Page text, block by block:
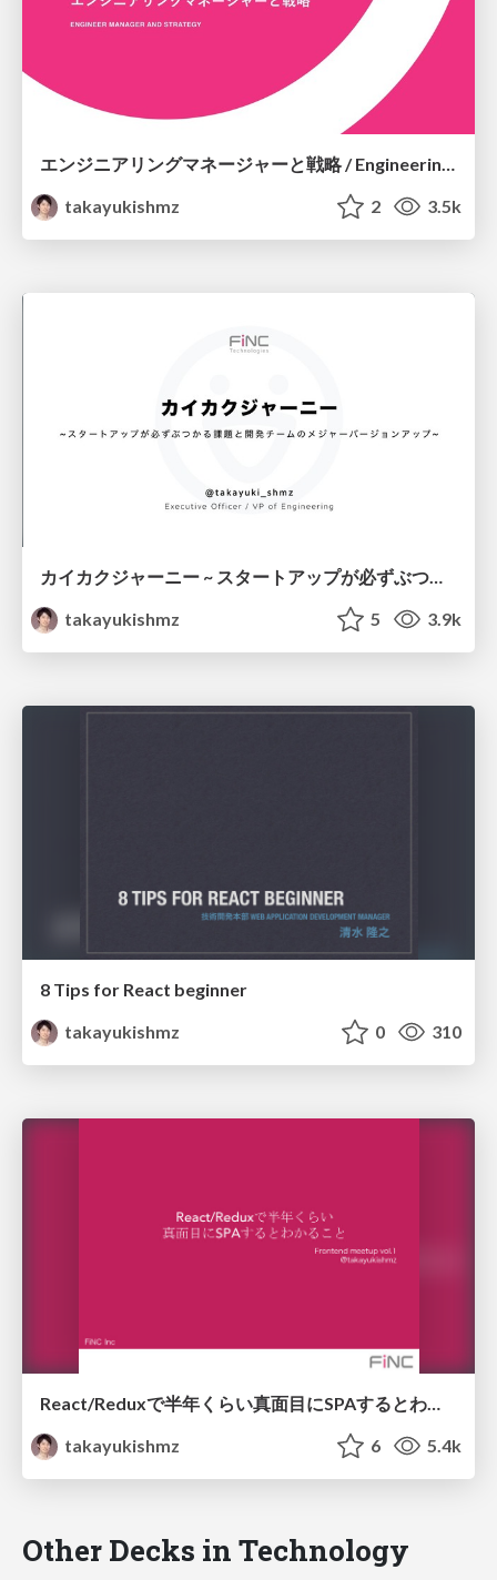
takayukishmz
2 3.5k
カイカクジャーニー ~ スタートアップが必ずぶつかる課題と開発チームのメジャーバージョンアップ ~/ Rails Developer Meetup 2018-12-08
takayukishmz
5 3.9k
8 Tips for React beginner
takayukishmz
0 310
React/Reduxで半年くらい真面目にSPAするとわかること
takayukishmz
6 5.4k
Other Decks in Technology